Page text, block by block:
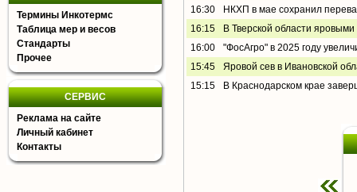
Термины Инкотермс
Таблица мер и весов
Стандарты
Прочее
СЕРВИС
Реклама на сайте
Личный кабинет
Контакты
16:30
НКХП в мае сохранил
16:15
В Тверской области
16:00
"ФосАгро" в 2025 году
15:45
Яровой сев в Ивановской
15:15
В Краснодарском крае